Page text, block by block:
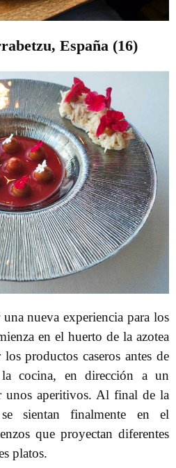
España (16)
nueva experiencia para los
en el huerto de la azotea
productos caseros antes de
cocina, en dirección a un
unos aperitivos. Al final de la
sientan finalmente en el
que proyectan diferentes
platos.